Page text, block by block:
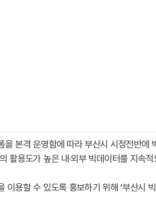
을 본격 운영함에 따라 부산시 시정전반에
활용도가 높은 내·외부 빅데이터를 지속
이용할 수 있도록 홍보하기 위해 ‘부산시